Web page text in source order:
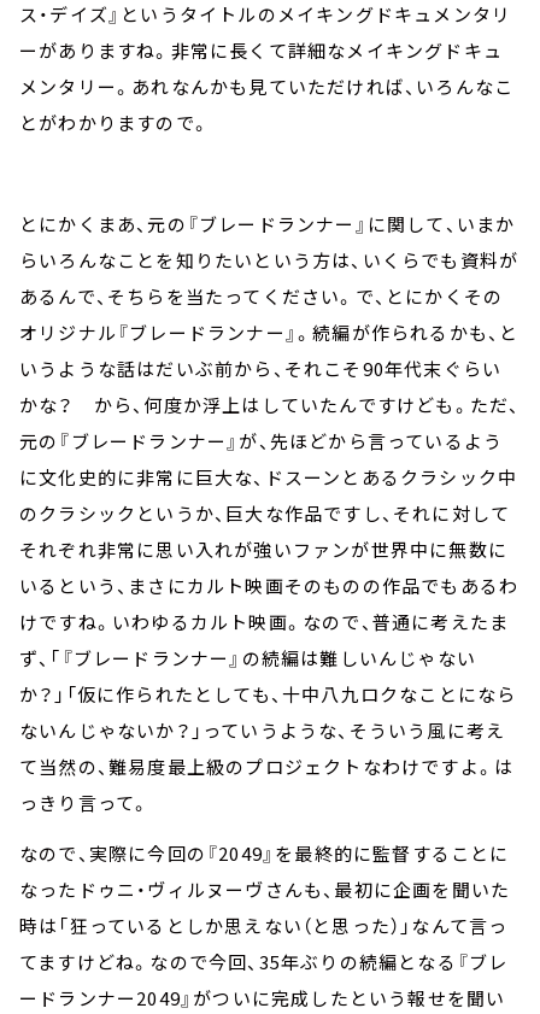
ス・デイズ』というタイトルのメイキングドキュメンタリ
ーがありますね。非常に長くて詳細なメイキングドキュ
メンタリー。あれなんかも見ていただければ、いろんなこ
とがわかりますので。
とにかくまあ、元の『ブレードランナー』に関して、いまか
らいろんなことを知りたいという方は、いくらでも資料が
あるんで、そちらを当たってください。で、とにかくその
オリジナル『ブレードランナー』。続編が作られるかも、と
いうような話はだいぶ前から、それこそ90年代末ぐらい
かな？ から、何度か浮上はしていたんですけども。ただ、
元の『ブレードランナー』が、先ほどから言っているよう
に文化史的に非常に巨大な、ドスーンとあるクラシック中
のクラシックというか、巨大な作品ですし、それに対して
それぞれ非常に思い入れが強いファンが世界中に無数に
いるという、まさにカルト映画そのものの作品でもあるわ
けですね。いわゆるカルト映画。なので、普通に考えたま
ず、「『ブレードランナー』の続編は難しいんじゃない
か？」「仮に作られたとしても、十中八九ロクなことになら
ないんじゃないか？」っていうような、そういう風に考え
て当然の、難易度最上級のプロジェクトなわけですよ。は
っきり言って。
なので、実際に今回の『2049』を最終的に監督することに
なったドゥニ・ヴィルヌーヴさんも、最初に企画を聞いた
時は「狂っているとしか思えない（と思った）」なんて言っ
てますけどね。なので今回、35年ぶりの続編となる『ブレ
ードランナー2049』がついに完成したという報せを聞い